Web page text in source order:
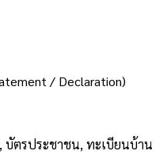
/ Declaration)
บัตรประชาชน, ทะเบียนบ้าน